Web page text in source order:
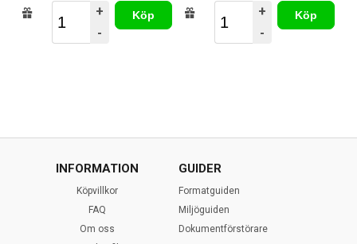
+
-
Köp
+
-
Köp
INFORMATION
Köpvillkor
FAQ
Om oss
GUIDER
Formatguiden
Miljöguiden
Dokumentförstörare